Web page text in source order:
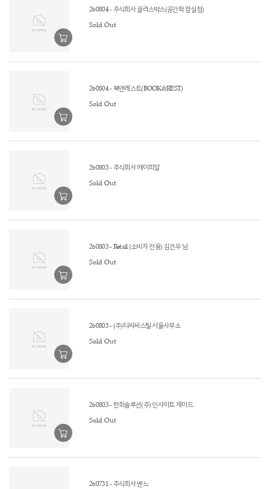
260804 - 주식회사 글라스박스(공간학 잠실점)
Sold Out
260804 - 북앤레스트(BOOK&REST)
Sold Out
260803 - 주식회사 에이피알
Sold Out
260803 - Retail (소비자 전용) 김건우 님
Sold Out
260803 - (주)티씨씨스틸 서울사무소
Sold Out
260803 - 한화솔루션(주) 인사이트 제이드
Sold Out
260731 - 주식회사 쎈느